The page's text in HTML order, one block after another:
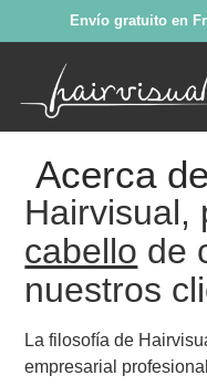
Envío gratuito en
Acerca
Hairvisual,
cabello de
nuestros
La filosofía de
empresarial